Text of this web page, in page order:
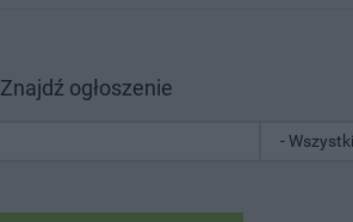
Znajdź ogłoszenie